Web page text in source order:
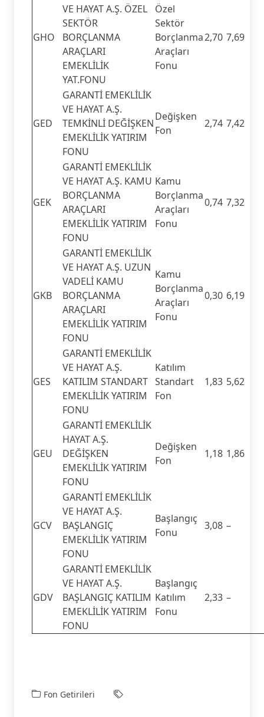
GHO
VE HAYAT A.Ş. ÖZEL
SEKTÖR
BORÇLANMA
ARAÇLARI
EMEKLİLİK
YAT.FONU
Özel
Sektör
Borçlanma
Araçları
Fonu
2,70 7,69
GED
GARANTİ EMEKLİLİK
VE HAYAT A.Ş.
TEMKİNLİ DEĞİŞKEN
EMEKLİLİK YATIRIM
FONU
Değişken
Fon
2,74 7,42
GEK
GARANTİ EMEKLİLİK
VE HAYAT A.Ş. KAMU
BORÇLANMA
ARAÇLARI
EMEKLİLİK YATIRIM
FONU
Kamu
Borçlanma
Araçları
Fonu
0,74 7,32
GKB
GARANTİ EMEKLİLİK
VE HAYAT A.Ş. UZUN
VADELİ KAMU
BORÇLANMA
ARAÇLARI
EMEKLİLİK YATIRIM
FONU
Kamu
Borçlanma
Araçları
Fonu
0,30 6,19
GES
GARANTİ EMEKLİLİK
VE HAYAT A.Ş.
KATILIM STANDART
EMEKLİLİK YATIRIM
FONU
Katılım
Standart
Fon
1,83 5,62
GEU
GARANTİ EMEKLİLİK
HAYAT A.Ş.
DEĞİŞKEN
EMEKLİLİK YATIRIM
FONU
Değişken
Fon
1,18 1,86
GCV
GARANTİ EMEKLİLİK
VE HAYAT A.Ş.
BAŞLANGIÇ
EMEKLİLİK YATIRIM
FONU
Başlangıç
Fonu
3,08 –
GDV
GARANTİ EMEKLİLİK
VE HAYAT A.Ş.
BAŞLANGIÇ KATILIM
EMEKLİLİK YATIRIM
FONU
Başlangıç
Katılım
Fonu
2,33 –
Fon Getirileri